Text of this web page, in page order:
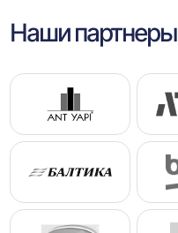
Наши партнеры